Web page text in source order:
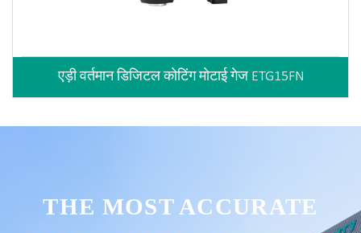
एड़ी वर्तमान डिजिटल कोटिंग मोटाई गेज ETG15FN
THE MOST ACCURATE